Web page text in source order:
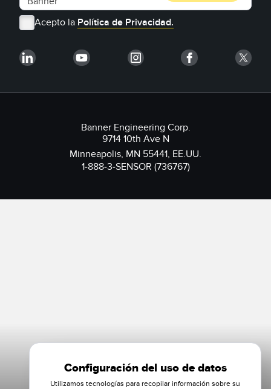
Acepto la Política de Privacidad.
Banner Engineering Corp.
9714 10th Ave N
Minneapolis, MN 55441, EE.UU.
1-888-3-SENSOR (736767)
Configuración del uso de datos
Utilizamos tecnologías para recopilar información sobre su